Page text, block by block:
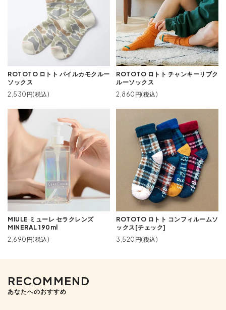
ROTOTO ロトト パイルカモクルー
ソックス
2,530円(税込)
ROTOTO ロトト チャンキーリブク
ルーソックス
2,860円(税込)
MIULE ミューレ セラクレンズ
MINERAL 190ml
2,690円(税込)
ROTOTO ロトト コンフィルームソ
ックス[チェック]
3,520円(税込)
RECOMMEND
あなたへのおすすめ